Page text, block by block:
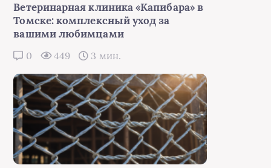
Ветеринарная клиника «Капибара» в
Томске: комплексный уход за
вашими любимцами
0 449 3 мин.